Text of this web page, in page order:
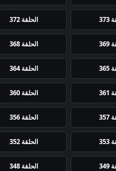
الحلقة 372
الحلقة 368
الحلقة 364
الحلقة 360
الحلقة 356
الحلقة 352
الحلقة 348